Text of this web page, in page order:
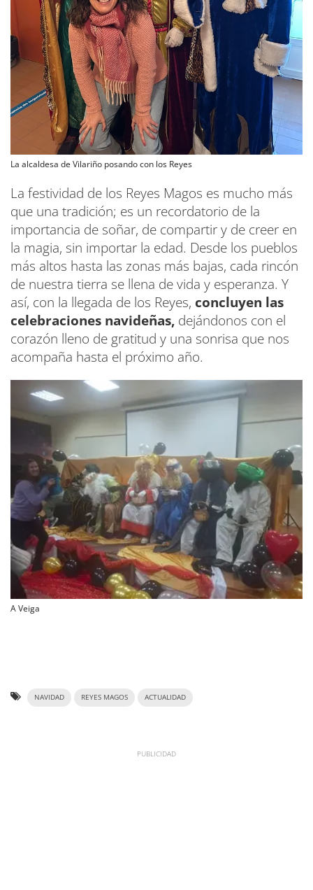
La alcaldesa de Vilariño posando con los Reyes
La festividad de los Reyes Magos es mucho más
que una tradición; es un recordatorio de la
importancia de soñar, de compartir y de creer en
la magia, sin importar la edad. Desde los pueblos
más altos hasta las zonas más bajas, cada rincón
de nuestra tierra se llena de vida y esperanza. Y
así, con la llegada de los Reyes, concluyen las
celebraciones navideñas, dejándonos con el
corazón lleno de gratitud y una sonrisa que nos
acompaña hasta el próximo año.
A Veiga
NAVIDAD REYES MAGOS ACTUALIDAD